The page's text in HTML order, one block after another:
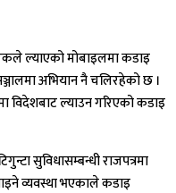
ल्याएको मोबाइलमा कडाइ
अभियान नै चलिरहेको छ ।
विदेशबाट ल्याउन गरिएको कडाइ
सुविधासम्बन्धी राजपत्रमा
व्यवस्था भएकाले कडाइ